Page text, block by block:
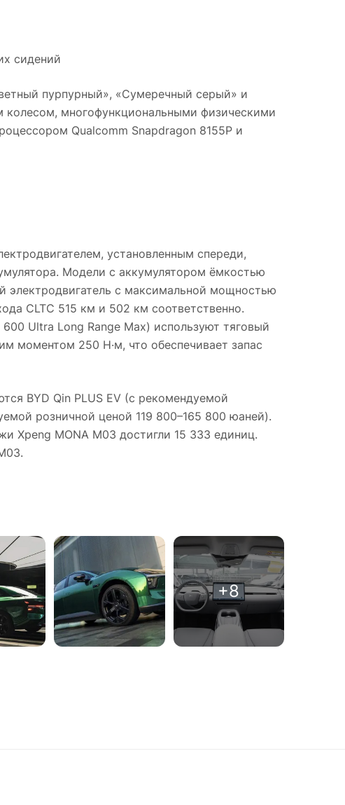
сидений
пурпурный», «Сумеречный серый» и
многофункциональными физическими
Qualcomm Snapdragon 8155P и
установленным спереди,
Модели с аккумулятором ёмкостью
электродвигатель с максимальной мощностью
CLTC 515 км и 502 км соответственно.
Ultra Long Range Max) используют тяговый
моментом 250 Н·м, что обеспечивает запас
BYD Qin PLUS EV (с рекомендуемой
розничной ценой 119 800–165 800 юаней).
Xpeng MONA M03 достигли 15 333 единиц.